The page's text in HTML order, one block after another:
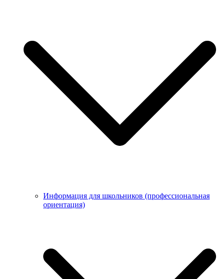
Информация для школьников (профессиональная
ориентация)